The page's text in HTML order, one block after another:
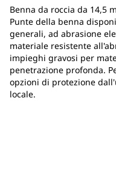
Benna da roccia da 14,5
Punte della benna
generali, ad abrasione
materiale resistente
impieghi gravosi per
penetrazione profonda.
opzioni di protezione
locale.